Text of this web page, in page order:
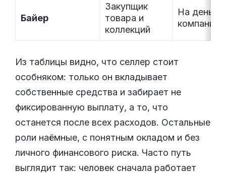
Байер
Закупщик
товара и
коллекций
На деньги
компании
Из таблицы видно, что селлер стоит
особняком: только он вкладывает
собственные средства и забирает не
фиксированную выплату, а то, что
останется после всех расходов. Остальные
роли наёмные, с понятным окладом и без
личного финансового риска. Часто путь
выглядит так: человек сначала работает